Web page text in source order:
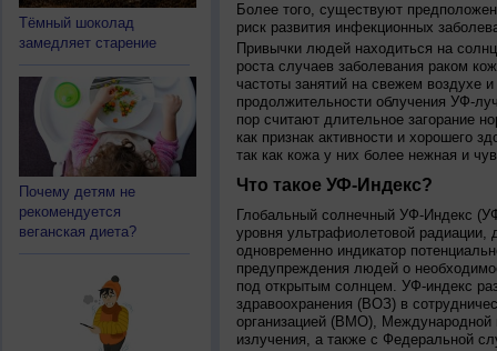
Тёмный шоколад
замедляет старение
Почему детям не
рекомендуется
веганская диета?
Более того, существуют
риск развития инфекционных
Привычки людей находиться на
роста случаев заболевания раком
частоты занятий на свежем воздухе
продолжительности облучения УФ-
пор считают длительное загорание
как признак активности и хорошего
так как кожа у них более нежная и
Что такое УФ-Индекс?
Глобальный солнечный УФ-Индекс
уровня ультрафиолетовой
одновременно индикатор
предупреждения людей о
под открытым солнцем. УФ-индекс
здравоохранения (ВОЗ) в
организацией (ВМО), Международной
излучения, а также с Федеральной